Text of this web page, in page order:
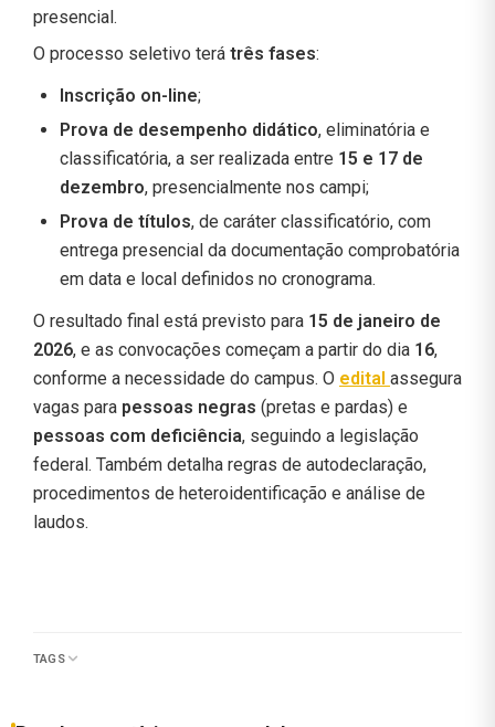
presencial.
O processo seletivo terá três fases:
Inscrição on-line;
Prova de desempenho didático, eliminatória e
classificatória, a ser realizada entre 15 e 17 de
dezembro, presencialmente nos campi;
Prova de títulos, de caráter classificatório, com
entrega presencial da documentação comprobatória
em data e local definidos no cronograma.
O resultado final está previsto para 15 de janeiro de
2026, e as convocações começam a partir do dia 16,
conforme a necessidade do campus. O edital assegura
vagas para pessoas negras (pretas e pardas) e
pessoas com deficiência, seguindo a legislação
federal. Também detalha regras de autodeclaração,
procedimentos de heteroidentificação e análise de
laudos.
TAGS